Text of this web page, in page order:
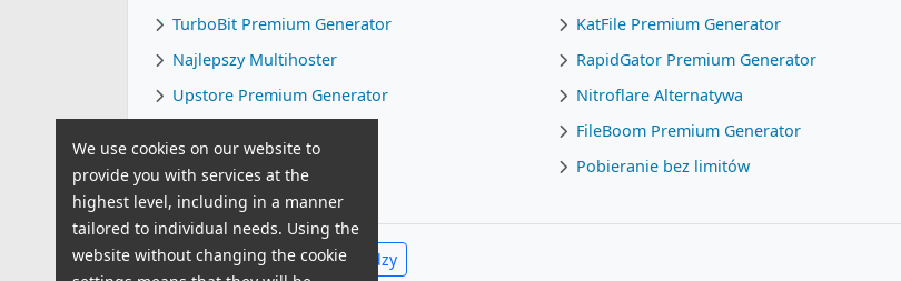
TurboBit Premium Generator
Najlepszy Multihoster
Upstore Premium Generator
TurboBit Alternatywa
KatFile Premium Generator
RapidGator Premium Generator
Nitroflare Alternatywa
FileBoom Premium Generator
Pobieranie bez limitów
Zobacz całe Centrum Wiedzy
We use cookies on our website to
provide you with services at the
highest level, including in a manner
tailored to individual needs. Using the
website without changing the cookie